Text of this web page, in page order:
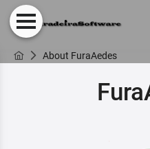
About FuraAedes